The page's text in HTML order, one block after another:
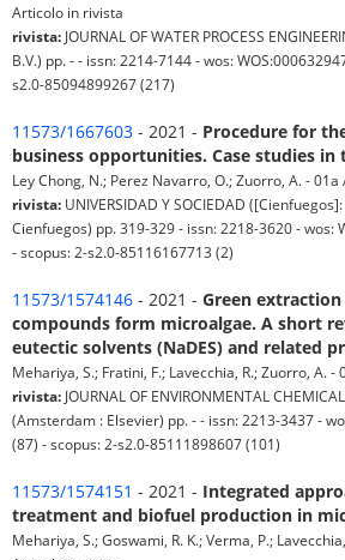
Articolo in rivista
rivista: JOURNAL OF WATER PROCESS
B.V.) pp. - - issn: 2214-7144 - wos:
s2.0-85094899267 (217)
11573/1667603 - 2021 - Procedure for
business opportunities. Case studies
Ley Chong, N.; Perez Navarro, O.; Zuorro, A. -
rivista: UNIVERSIDAD Y SOCIEDAD
Cienfuegos) pp. 319-329 - issn: 2218-3620 - wos:
- scopus: 2-s2.0-85116167713 (2)
11573/1574146 - 2021 - Green
compounds form microalgae. A short
eutectic solvents (NaDES) and related
Mehariya, S.; Fratini, F.; Lavecchia, R.; Zuorro, A.
rivista: JOURNAL OF ENVIRONMENTAL
(Amsterdam : Elsevier) pp. - - issn: 2213-3437 -
(87) - scopus: 2-s2.0-85111898607 (101)
11573/1574151 - 2021 - Integrated
treatment and biofuel production in
Mehariya, S.; Goswami, R. K.; Verma, P.;